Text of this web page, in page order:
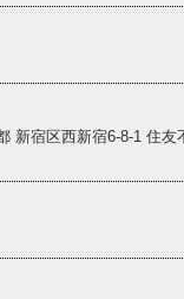
新宿区西新宿6-8-1 住友